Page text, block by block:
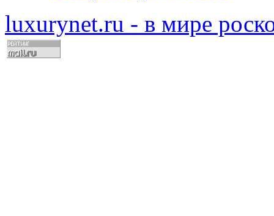
luxurynet.ru - в мире